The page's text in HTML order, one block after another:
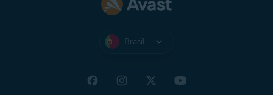
Brasil